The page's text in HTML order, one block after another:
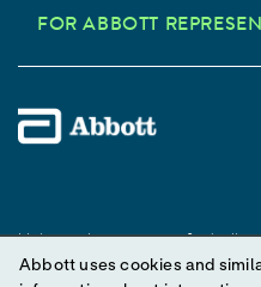
FOR ABBOTT
Unless otherwise specified, all
appearing in this Internet site
Abbott uses cookies and